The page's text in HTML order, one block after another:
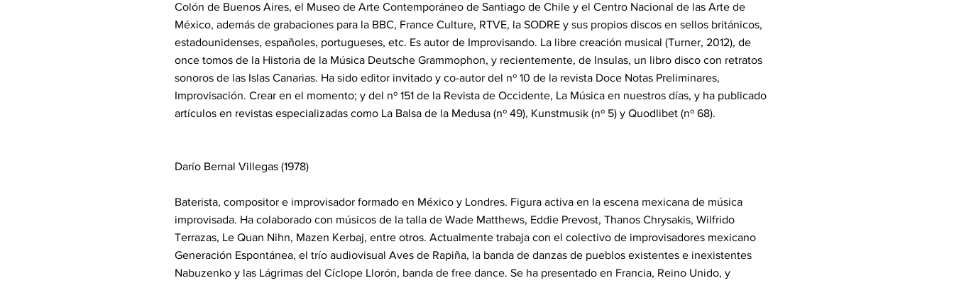
Colón de Buenos Aires, el Museo de Arte Contemporáneo de Santiago de Chile y el Centro Nacional de las Arte de
México, además de grabaciones para la BBC, France Culture, RTVE, la SODRE y sus propios discos en sellos británicos,
estadounidenses, españoles, portugueses, etc. Es autor de Improvisando. La libre creación musical (Turner, 2012), de
once tomos de la Historia de la Música Deutsche Grammophon, y recientemente, de Insulas, un libro disco con retratos
sonoros de las Islas Canarias. Ha sido editor invitado y co-autor del nº 10 de la revista Doce Notas Preliminares,
Improvisación. Crear en el momento; y del nº 151 de la Revista de Occidente, La Música en nuestros días, y ha publicado
artículos en revistas especializadas como La Balsa de la Medusa (nº 49), Kunstmusik (nº 5) y Quodlibet (nº 68).
Darío Bernal Villegas (1978)
Baterista, compositor e improvisador formado en México y Londres. Figura activa en la escena mexicana de música
improvisada. Ha colaborado con músicos de la talla de Wade Matthews, Eddie Prevost, Thanos Chrysakis, Wilfrido
Terrazas, Le Quan Nihn, Mazen Kerbaj, entre otros. Actualmente trabaja con el colectivo de improvisadores mexicano
Generación Espontánea, el trío audiovisual Aves de Rapiña, la banda de danzas de pueblos existentes e inexistentes
Nabuzenko y las Lágrimas del Cíclope Llorón, banda de free dance. Se ha presentado en Francia, Reino Unido, y